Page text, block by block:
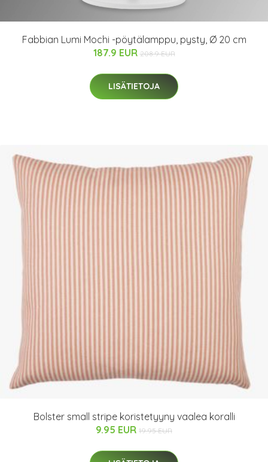
Fabbian Lumi Mochi -pöytälamppu, pysty, Ø 20 cm
187.9 EUR 208.9 EUR
LISÄTIETOJA
Bolster small stripe koristetyyny vaalea koralli
9.95 EUR 19.95 EUR